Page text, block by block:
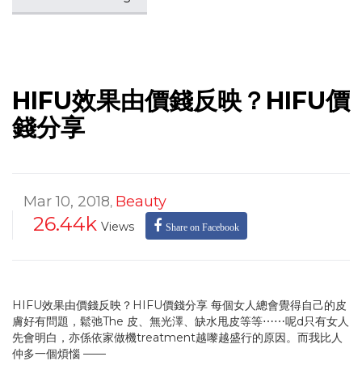
HIFU效果由價錢反映？HIFU價
錢分享
Mar 10, 2018, Beauty
26.44k Views Share on Facebook
HIFU效果由價錢反映？HIFU價錢分享 每個女人總會覺得自己的皮
膚好有問題，鬆弛The 皮、無光澤、缺水甩皮等等⋯⋯呢d只有女人
先會明白，亦係依家做機treatment越嚟越盛行的原因。而我比人
仲多一個煩惱 ——